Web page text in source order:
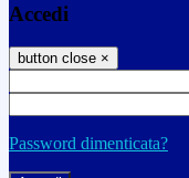
Accedi
button close ×
Password dimenticata?